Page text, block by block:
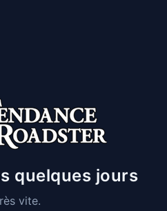
quelques jours
vite.